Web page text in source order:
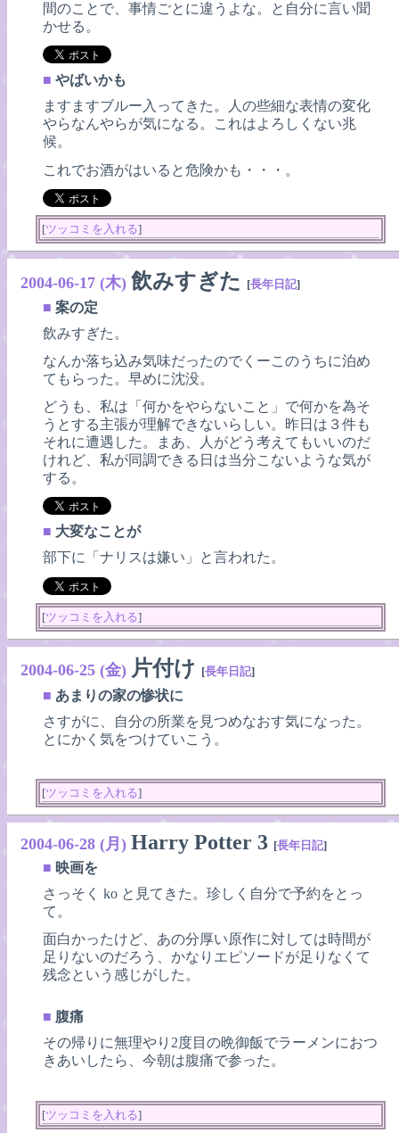
間のことで、事情ごとに違うよな。と自分に言い聞
かせる。
■ やばいかも
ますますブルー入ってきた。人の些細な表情の変化
やらなんやらが気になる。これはよろしくない兆
候。
これでお酒がはいると危険かも・・・。
[ツッコミを入れる]
2004-06-17 (木) 飲みすぎた [長年日記]
■ 案の定
飲みすぎた。
なんか落ち込み気味だったのでくーこのうちに泊め
てもらった。早めに沈没。
どうも、私は「何かをやらないこと」で何かを為そ
うとする主張が理解できないらしい。昨日は３件も
それに遭遇した。まあ、人がどう考えてもいいのだ
けれど、私が同調できる日は当分こないような気が
する。
■ 大変なことが
部下に「ナリスは嫌い」と言われた。
[ツッコミを入れる]
2004-06-25 (金) 片付け [長年日記]
■ あまりの家の惨状に
さすがに、自分の所業を見つめなおす気になった。
とにかく気をつけていこう。
[ツッコミを入れる]
2004-06-28 (月) Harry Potter 3 [長年日記]
■ 映画を
さっそく ko と見てきた。珍しく自分で予約をとっ
て。
面白かったけど、あの分厚い原作に対しては時間が
足りないのだろう、かなりエピソードが足りなくて
残念という感じがした。
■ 腹痛
その帰りに無理やり2度目の晩御飯でラーメンにおつ
きあいしたら、今朝は腹痛で参った。
[ツッコミを入れる]